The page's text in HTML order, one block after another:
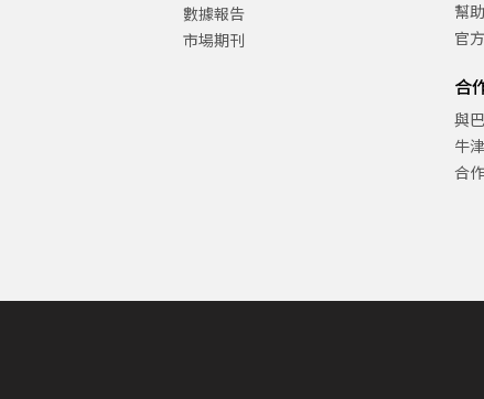
數據報告
市場期刊
幫
官
合
與
牛
合